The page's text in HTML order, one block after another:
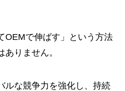
OEMで伸ばす」という方法
りません。
ルな競争力を強化し、持続